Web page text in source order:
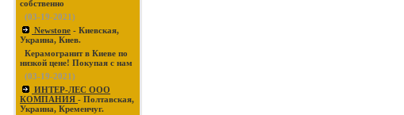
собственно
(03-19-2021)
Newstone - Киевская,
Украина, Киев.
Керамогранит в Киеве по
низкой цене! Покупая с нам
(03-19-2021)
ИНТЕР-ЛЕС ООО
КОМПАНИЯ - Полтавская,
Украина, Кременчуг.